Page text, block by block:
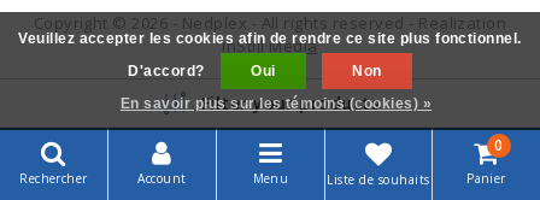
Copyright © 2026 - Nedplex - All rights reserved - Realization
InStijl Media
Filter your products
Rechercher Account Menu Liste de souhaits
0
Panier
Veuillez accepter les cookies afin de rendre ce site plus fonctionnel.
D'accord?
Oui
Non
En savoir plus sur les témoins (cookies) »